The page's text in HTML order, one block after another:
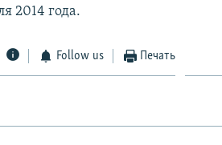
2014 года.
Follow us Печать